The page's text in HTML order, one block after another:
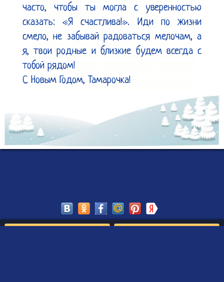
часто, чтобы ты могла с уверенностью
сказать: «Я счастлива!». Иди по жизни
смело, не забывай радоваться мелочам, а
я, твои родные и близкие будем всегда с
тобой рядом!
С Новым Годом, Тамарочка!